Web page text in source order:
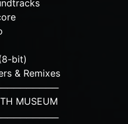
bit)
& Remixes
MUSEUM